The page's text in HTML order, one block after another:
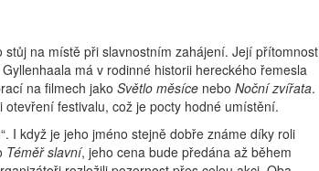
na místě při slavnostním zahájení. Její přítomnost
má v rodinné historii hereckého řemesla
na filmech jako Světlo měsíce nebo Noční zvířata.
festivalu, což je pocty hodné umístění.
I když je jeho jméno stejně dobře známe díky roli
Téměř slavní, jeho cena bude předána až během